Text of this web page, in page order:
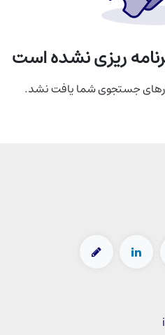
ریزی نشده است
جستجوی شما یافت نشد.